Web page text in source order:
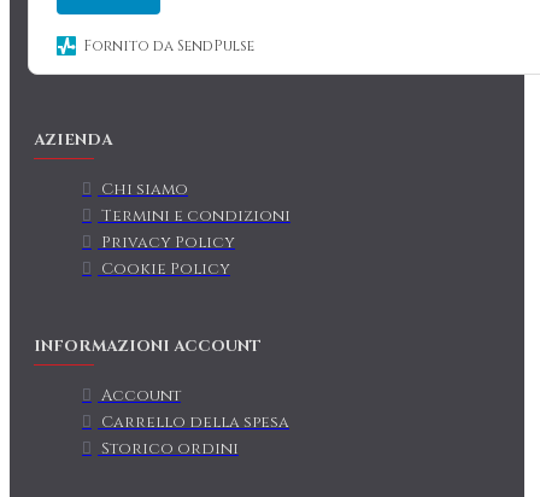
Fornito da SendPulse
AZIENDA
Chi siamo
Termini e condizioni
Privacy Policy
Cookie Policy
INFORMAZIONI ACCOUNT
Account
Carrello della spesa
Storico ordini